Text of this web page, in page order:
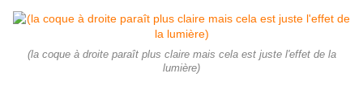
(la coque à droite paraît plus claire mais cela est juste l'effet de la
lumière)